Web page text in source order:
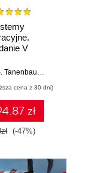
V
Andrew S. Tanenbaum,
cena z 30 dni)
zł
(-47%)